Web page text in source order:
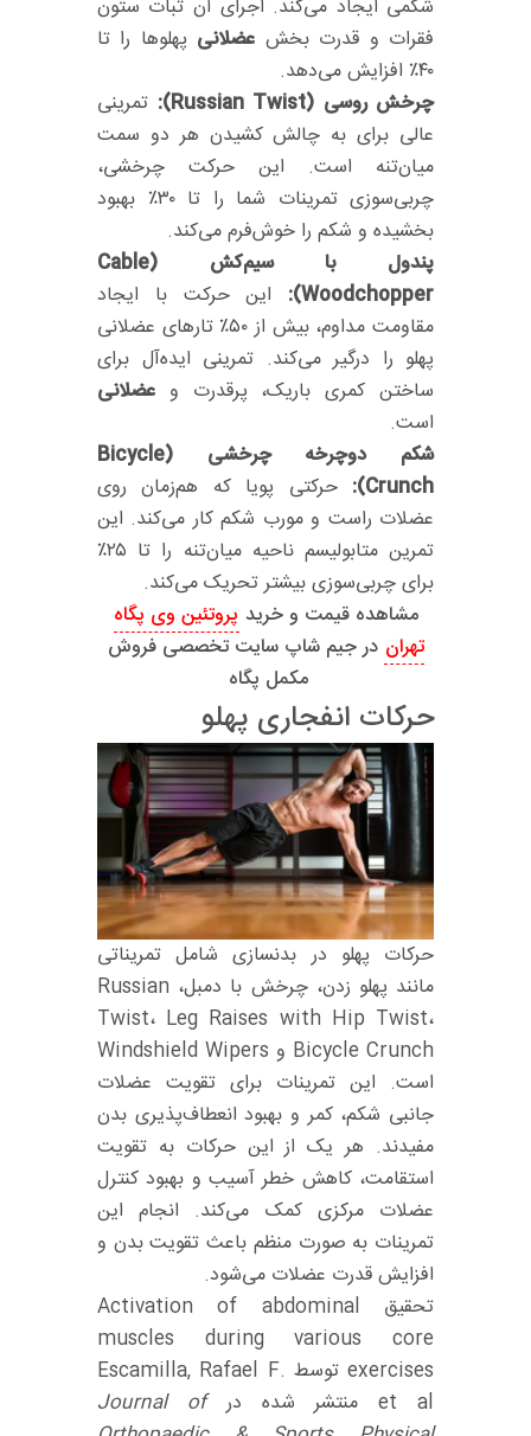
شکمی ایجاد می‌کند. اجرای آن ثبات ستون
فقرات و قدرت بخش عضلانی پهلوها را تا
۴۰٪ افزایش می‌دهد.
چرخش روسی (Russian Twist):
تمرینی
عالی برای به چالش کشیدن هر دو سمت
میان‌تنه است. این حرکت چرخشی،
چربی‌سوزی تمرینات شما را تا ۳۰٪ بهبود
بخشیده و شکم را خوش‌فرم می‌کند.
پندول با سیم‌کش (Cable
Woodchopper):
این حرکت با ایجاد
مقاومت مداوم، بیش از ۵۰٪ تار‌های عضلانی
پهلو را درگیر می‌کند. تمرینی ایده‌آل برای
ساختن کمری باریک، پرقدرت و عضلانی
است.
شکم دوچرخه چرخشی (Bicycle
Crunch):
حرکتی پویا که هم‌زمان روی
عضلات راست و مورب شکم کار می‌کند. این
تمرین متابولیسم ناحیه میان‌تنه را تا ۲۵٪
برای چربی‌سوزی بیشتر تحریک می‌کند.
مشاهده قیمت و خرید پروتئین وی پگاه
تهران در جیم شاپ سایت تخصصی فروش
مکمل پگاه
حرکات انفجاری پهلو
حرکات پهلو در بدنسازی شامل تمریناتی
مانند پهلو زدن، چرخش با دمبل، Russian
Twist، Leg Raises with Hip Twist،
Bicycle Crunch و Windshield Wipers
است. این تمرینات برای تقویت عضلات
جانبی شکم، کمر و بهبود انعطاف‌پذیری بدن
مفیدند. هر یک از این حرکات به تقویت
استقامت، کاهش خطر آسیب و بهبود کنترل
عضلات مرکزی کمک می‌کند. انجام این
تمرینات به صورت منظم باعث تقویت بدن و
افزایش قدرت عضلات می‌شود.
تحقیق Activation of abdominal
muscles during various core
exercises توسط Escamilla, Rafael F.
et al منتشر شده در
Journal of